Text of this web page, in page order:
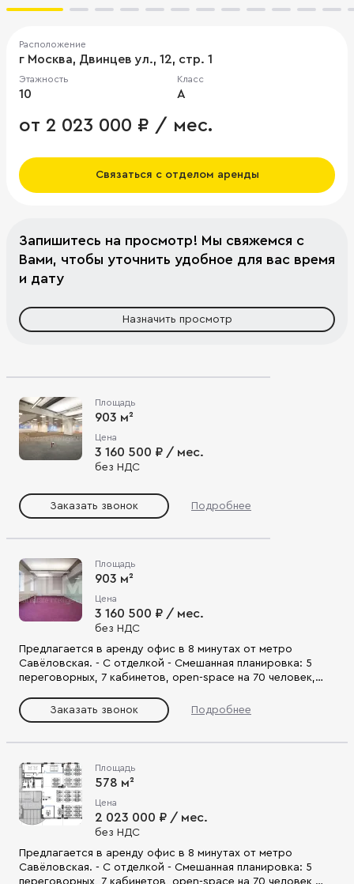
Расположение
г Москва, Двинцев ул., 12, стр. 1
Этажность
10
Класс
A
от 2 023 000 ₽ / мес.
Связаться с отделом аренды
Запишитесь на просмотр! Мы свяжемся с
Вами, чтобы уточнить удобное для вас время
и дату
Назначить просмотр
Площадь
903 м²
Цена
3 160 500 ₽ / мес.
без НДС
Заказать звонок Подробнее
Площадь
903 м²
Цена
3 160 500 ₽ / мес.
без НДС
Предлагается в аренду офис в 8 минутах от метро
Савёловская. - С отделкой - Смешанная планировка: 5
переговорных, 7 кабинетов, open-space на 70 человек,
Удобная транспортная доступность с улиц Бутырская и
Шереметьевская, до ТТК 9 минут.
Заказать звонок Подробнее
Площадь
578 м²
Цена
2 023 000 ₽ / мес.
без НДС
Предлагается в аренду офис в 8 минутах от метро
Савёловская. - С отделкой - Смешанная планировка: 5
переговорных, 7 кабинетов, open-space на 70 человек,